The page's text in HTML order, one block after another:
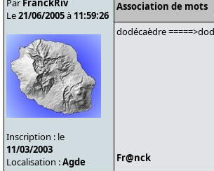
Par FranckRiv
Le21/06/2005à 11:59:26
Inscription : le
11/03/2003
Localisation :Agde
Association de mots
dodécaèdre
Fr@nck